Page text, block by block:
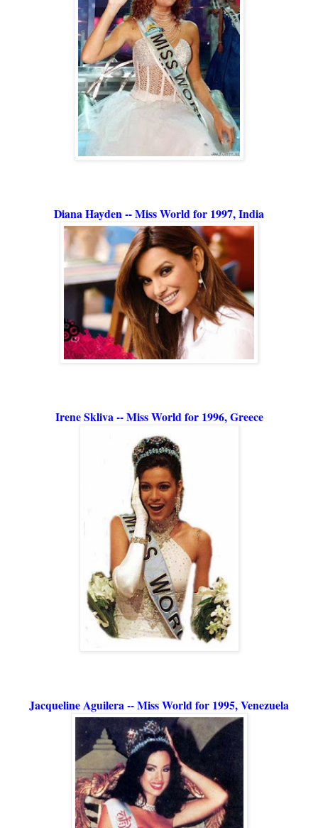
Diana Hayden -- Miss World for 1997, India
Irene Skliva -- Miss World for 1996, Greece
Jacqueline Aguilera -- Miss World for 1995, Venezuela